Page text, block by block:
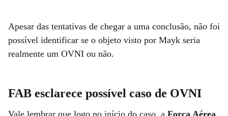
Apesar das tentativas de chegar a uma conclusão, não foi
possível identificar se o objeto visto por Mayk seria
realmente um OVNI ou não.
FAB esclarece possível caso de OVNI
Vale lembrar que logo no início do caso, a Força Aérea